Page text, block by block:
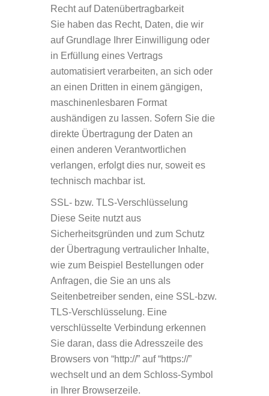
Recht auf Datenübertragbarkeit
Sie haben das Recht, Daten, die wir
auf Grundlage Ihrer Einwilligung oder
in Erfüllung eines Vertrags
automatisiert verarbeiten, an sich oder
an einen Dritten in einem gängigen,
maschinenlesbaren Format
aushändigen zu lassen. Sofern Sie die
direkte Übertragung der Daten an
einen anderen Verantwortlichen
verlangen, erfolgt dies nur, soweit es
technisch machbar ist.
SSL- bzw. TLS-Verschlüsselung
Diese Seite nutzt aus
Sicherheitsgründen und zum Schutz
der Übertragung vertraulicher Inhalte,
wie zum Beispiel Bestellungen oder
Anfragen, die Sie an uns als
Seitenbetreiber senden, eine SSL-bzw.
TLS-Verschlüsselung. Eine
verschlüsselte Verbindung erkennen
Sie daran, dass die Adresszeile des
Browsers von “http://” auf “https://”
wechselt und an dem Schloss-Symbol
in Ihrer Browserzeile.